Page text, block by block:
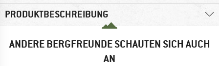
PRODUKTBESCHREIBUNG
ANDERE BERGFREUNDE SCHAUTEN SICH AUCH
AN